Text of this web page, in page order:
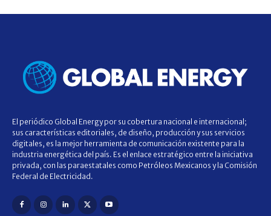
El periódico Global Energy por su cobertura nacional e internacional;
sus características editoriales, de diseño, producción y sus servicios
digitales, es la mejor herramienta de comunicación existente para la
industria energética del país. Es el enlace estratégico entre la iniciativa
privada, con las paraestatales como Petróleos Mexicanos y la Comisión
Federal de Electricidad.